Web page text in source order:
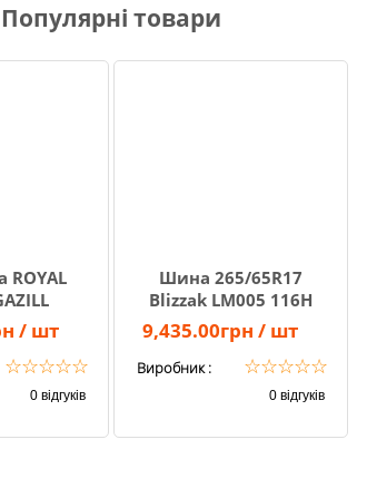
Популярні товари
/ шт
☆☆☆☆☆
0 відгуків
Шина 265/65R17
Blizzak LM005 116H
XL TL Bridgestones
9,435.00грн / шт
Виробник : ☆☆☆☆☆
0 відгуків